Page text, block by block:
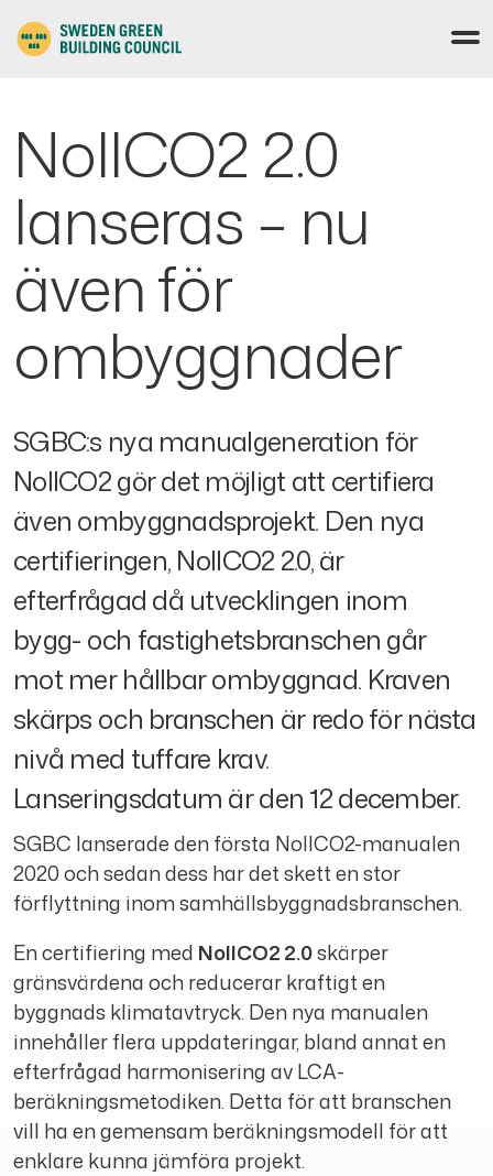
NollCO2 2.0
lanseras – nu
även för
ombyggnader
SGBC:s nya manualgeneration för
NollCO2 gör det möjligt att certifiera
även ombyggnadsprojekt. Den nya
certifieringen, NollCO2 2.0, är
efterfrågad då utvecklingen inom
bygg- och fastighetsbranschen går
mot mer hållbar ombyggnad. Kraven
skärps och branschen är redo för nästa
nivå med tuffare krav.
Lanseringsdatum är den 12 december.
SGBC lanserade den första NollCO2-manualen
2020 och sedan dess har det skett en stor
förflyttning inom samhällsbyggnadsbranschen.
En certifiering med NollCO22.0skärper
gränsvärdena och reducerar kraftigt en
byggnads klimatavtryck. Den nya manualen
innehåller flera uppdateringar, bland annat en
efterfrågad harmonisering av LCA-
beräkningsmetodiken. Detta för att branschen
vill ha en gemensam beräkningsmodell för att
enklare kunna jämföra projekt.